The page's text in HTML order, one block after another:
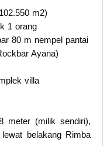
m2)
1 orang
80 m nempel pantai
Ayana)
villa
meter (milik sendiri),
belakang Rimba